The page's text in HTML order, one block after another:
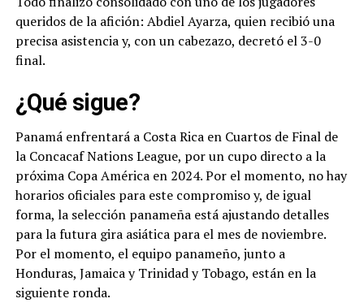
queridos de la afición: Abdiel Ayarza, quien recibió una
precisa asistencia y, con un cabezazo, decretó el 3-0
final.
¿Qué sigue?
Panamá enfrentará a Costa Rica en Cuartos de Final de
la Concacaf Nations League, por un cupo directo a la
próxima Copa América en 2024. Por el momento, no hay
horarios oficiales para este compromiso y, de igual
forma, la selección panameña está ajustando detalles
para la futura gira asiática para el mes de noviembre.
Por el momento, el equipo panameño, junto a
Honduras, Jamaica y Trinidad y Tobago, están en la
siguiente ronda.